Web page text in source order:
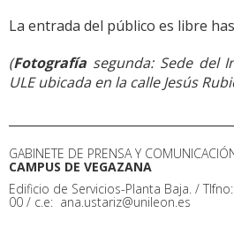
La entrada del público es libre
(Fotografía segunda: Sede del
ULE ubicada en la calle Jesús
GABINETE DE PRENSA Y
CAMPUS DE VEGAZANA
Edificio de Servicios-Planta Baja. /
00 / c.e: ana.ustariz@unileon.es